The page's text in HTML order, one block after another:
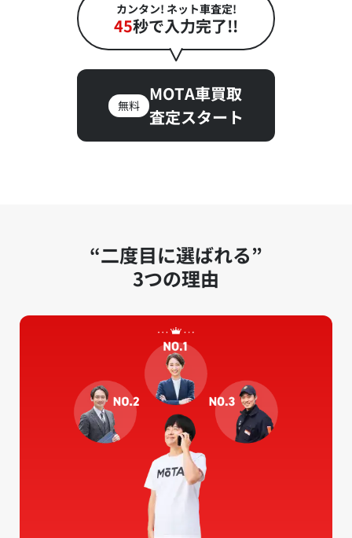
カンタン! ネット車査定!
45秒で入力完了!!
無料
MOTA車買取
査定スタート
“二度目に選ばれる”
3つの理由